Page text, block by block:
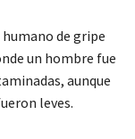
de gripe
un hombre fue
aunque
leves.